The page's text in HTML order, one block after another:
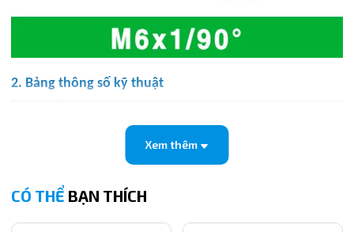
2. Bảng thông số kỹ thuật
M6 hệ mét (đường kính ren 6mm, bước ren
Kiểu
Xem thêm
CÓ THỂ BẠN THÍCH